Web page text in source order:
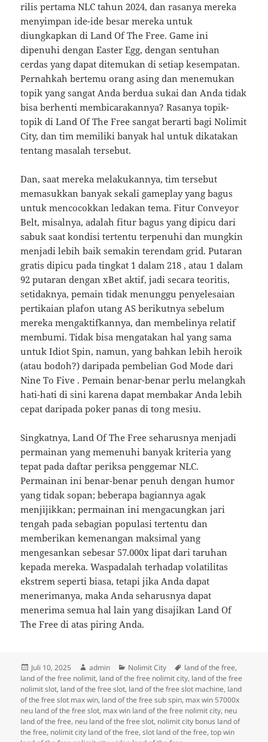
rilis pertama NLC tahun 2024, dan rasanya mereka
menyimpan ide-ide besar mereka untuk
diungkapkan di Land Of The Free. Game ini
dipenuhi dengan Easter Egg, dengan sentuhan
cerdas yang dapat ditemukan di setiap kesempatan.
Pernahkah bertemu orang asing dan menemukan
topik yang sangat Anda berdua sukai dan Anda tidak
bisa berhenti membicarakannya? Rasanya topik-
topik di Land Of The Free sangat berarti bagi Nolimit
City, dan tim memiliki banyak hal untuk dikatakan
tentang masalah tersebut.
Dan, saat mereka melakukannya, tim tersebut
memasukkan banyak sekali gameplay yang bagus
untuk mencocokkan ledakan tema. Fitur Conveyor
Belt, misalnya, adalah fitur bagus yang dipicu dari
sabuk saat kondisi tertentu terpenuhi dan mungkin
menjadi lebih baik semakin terendam grid. Putaran
gratis dipicu pada tingkat 1 dalam 218 , atau 1 dalam
92 putaran dengan xBet aktif, jadi secara teoritis,
setidaknya, pemain tidak menunggu penyelesaian
pertikaian plafon utang AS berikutnya sebelum
mereka mengaktifkannya, dan membelinya relatif
membumi. Tidak bisa mengatakan hal yang sama
untuk Idiot Spin, namun, yang bahkan lebih heroik
(atau bodoh?) daripada pembelian God Mode dari
Nine To Five . Pemain benar-benar perlu melangkah
hati-hati di sini karena dapat membakar Anda lebih
cepat daripada poker panas di tong mesiu.
Singkatnya, Land Of The Free seharusnya menjadi
permainan yang memenuhi banyak kriteria yang
tepat pada daftar periksa penggemar NLC.
Permainan ini benar-benar penuh dengan humor
yang tidak sopan; beberapa bagiannya agak
menjijikkan; permainan ini mengacungkan jari
tengah pada sebagian populasi tertentu dan
memberikan kemenangan maksimal yang
mengesankan sebesar 57.000x lipat dari taruhan
kepada mereka. Waspadalah terhadap volatilitas
ekstrem seperti biasa, tetapi jika Anda dapat
menerimanya, maka Anda seharusnya dapat
menerima semua hal lain yang disajikan Land Of
The Free di atas piring Anda.
Diposkan
pada
Juli 10, 2025 Penulis
admin Kategori
Nolimit City Tag
land of the free,
land of the free nolimit, land of the free nolimit city, land of the free
nolimit slot, land of the free slot, land of the free slot machine, land
of the free slot max win, land of the free sub spin, max win 57000x
neu land of the free slot, max win land of the free nolimit city, neu
land of the free, neu land of the free slot, nolimit city bonus land of
the free, nolimit city land of the free,slot land of the free,top win